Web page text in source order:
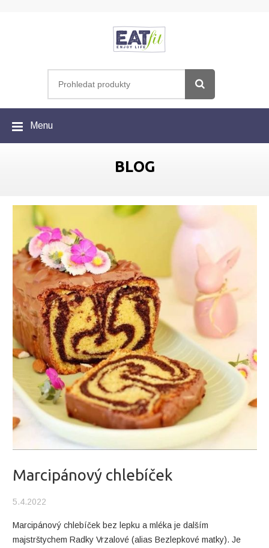
Menu
BLOG
Marcipánový chlebíček
5.4.2022
Marcipánový chlebíček bez lepku a mléka je dalším
majstrštychem Radky Vrzalové (alias Bezlepkové matky). Je